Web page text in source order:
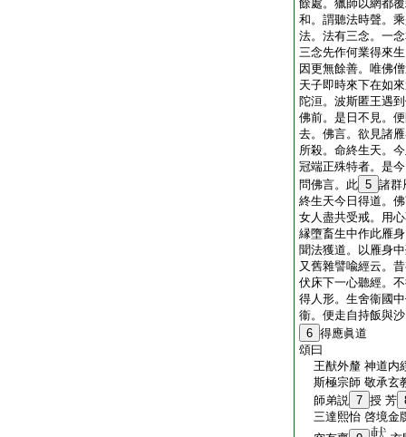
餘處。獵師以網都
和。謂聽法時聲。
法。法有三念。一
三念先作何業得來
因更無餘善。唯佛
天子即時來下在如
陀洹。波斯匿王遇
佛前。是日不見。
去。佛言。欲見諸
所殺。命終生天。
冠端正殊特者。是
問佛言。此 5 諸群
終生天今日得道。
女人盡共受戒。用
縁墮畜生中作此雁
聞法獲道。以雁身
又舊雜譬喩經云。
伏床下一心聽經。
得人形。生舍衞國
衞。便走自持飯與
6 得應眞道
頌曰
王猷外釐 神道内
斯極宗師 敬承玄
師弟説 7 授 芳
三達熙怡 啓境金